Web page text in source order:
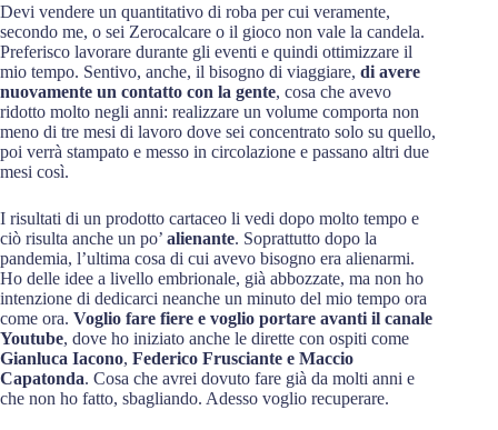
Devi vendere un quantitativo di roba per cui veramente,
secondo me, o sei Zerocalcare o il gioco non vale la candela.
Preferisco lavorare durante gli eventi e quindi ottimizzare il
mio tempo. Sentivo, anche, il bisogno di viaggiare, di avere
nuovamente un contatto con la gente, cosa che avevo
ridotto molto negli anni: realizzare un volume comporta non
meno di tre mesi di lavoro dove sei concentrato solo su quello,
poi verrà stampato e messo in circolazione e passano altri due
mesi così.
I risultati di un prodotto cartaceo li vedi dopo molto tempo e
ciò risulta anche un po’ alienante. Soprattutto dopo la
pandemia, l’ultima cosa di cui avevo bisogno era alienarmi.
Ho delle idee a livello embrionale, già abbozzate, ma non ho
intenzione di dedicarci neanche un minuto del mio tempo ora
come ora. Voglio fare fiere e voglio portare avanti il canale
Youtube, dove ho iniziato anche le dirette con ospiti come
Gianluca Iacono, Federico Frusciante e Maccio
Capatonda. Cosa che avrei dovuto fare già da molti anni e
che non ho fatto, sbagliando. Adesso voglio recuperare.